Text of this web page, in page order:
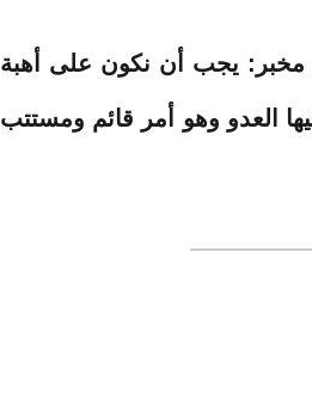
مخبر: يجب أن نكون على أهبة
العدو وهو أمر قائم ومستتب